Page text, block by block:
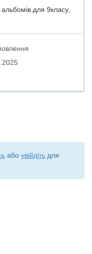
для 9класу,
або увійдіть для